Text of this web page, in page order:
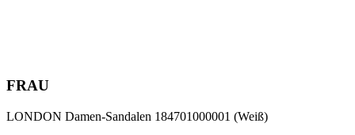
FRAU
LONDON Damen-Sandalen 184701000001 (Weiß)